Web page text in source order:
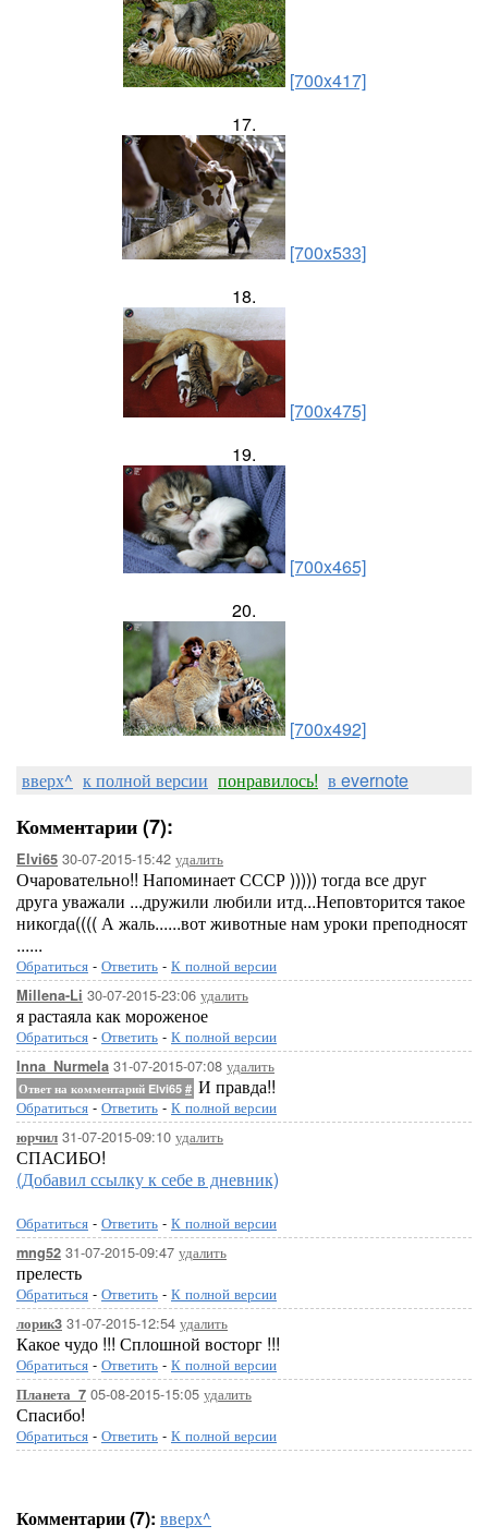
[700x417]
17.
[700x533]
18.
[700x475]
19.
[700x465]
20.
[700x492]
вверх^ к полной версии понравилось! в evernote
Комментарии (7):
Elvi65 30-07-2015-15:42 удалить
Очаровательно!! Напоминает СССР ))))) тогда все друг
друга уважали ...дружили любили итд...Неповторится такое
никогда(((( А жаль......вот животные нам уроки преподносят
......
Обратиться - Ответить - К полной версии
Millena-Li 30-07-2015-23:06 удалить
я растаяла как мороженое
Обратиться - Ответить - К полной версии
Inna_Nurmela 31-07-2015-07:08 удалить
Ответ на комментарий Elvi65 # И правда!!
Обратиться - Ответить - К полной версии
юрчил 31-07-2015-09:10 удалить
СПАСИБО!
(Добавил ссылку к себе в дневник)
Обратиться - Ответить - К полной версии
mng52 31-07-2015-09:47 удалить
прелесть
Обратиться - Ответить - К полной версии
лорик3 31-07-2015-12:54 удалить
Какое чудо !!! Сплошной восторг !!!
Обратиться - Ответить - К полной версии
Планета_7 05-08-2015-15:05 удалить
Спасибо!
Обратиться - Ответить - К полной версии
Комментарии (7): вверх^